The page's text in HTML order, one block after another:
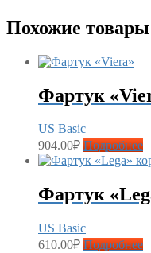
Похожие товары
Фартук
US Basic
904.00₽ Подробнее
Фартук
US Basic
610.00₽ Подробнее